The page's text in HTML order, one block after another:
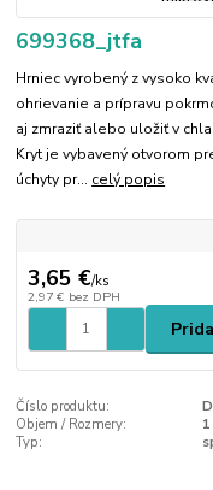
699368_jtfa
Hrniec vyrobený z vysoko
ohrievanie a prípravu
aj zmraziť alebo uložiť v
Kryt je vybavený otvorom
úchyty pr... celý popis
3,65 €/ks
2,97 € bez DPH
Číslo produktu:
Objem / Rozmery:
Typ: